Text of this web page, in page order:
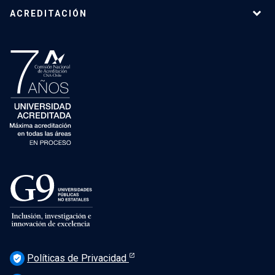
ACREDITACIÓN
verified_user Políticas de Privacidad